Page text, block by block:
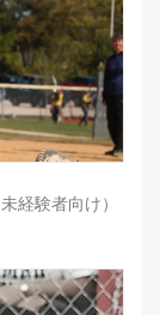
経験者向け）